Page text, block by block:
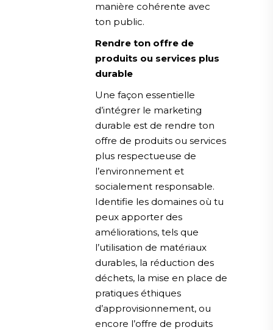
manière cohérente avec
ton public.
Rendre ton offre de
produits ou services plus
durable
Une façon essentielle
d’intégrer le marketing
durable est de rendre ton
offre de produits ou services
plus respectueuse de
l’environnement et
socialement responsable.
Identifie les domaines où tu
peux apporter des
améliorations, tels que
l’utilisation de matériaux
durables, la réduction des
déchets, la mise en place de
pratiques éthiques
d’approvisionnement, ou
encore l’offre de produits